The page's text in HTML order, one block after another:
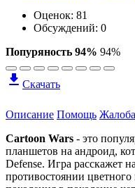
Оценок: 81
Обсуждений: 0
Попуряность 94% 94%
Скачать
Описание Помощь Жалоба
Cartoon Wars - это
планшетов на андроид,
Defense. Игра расскажет
противостоянии